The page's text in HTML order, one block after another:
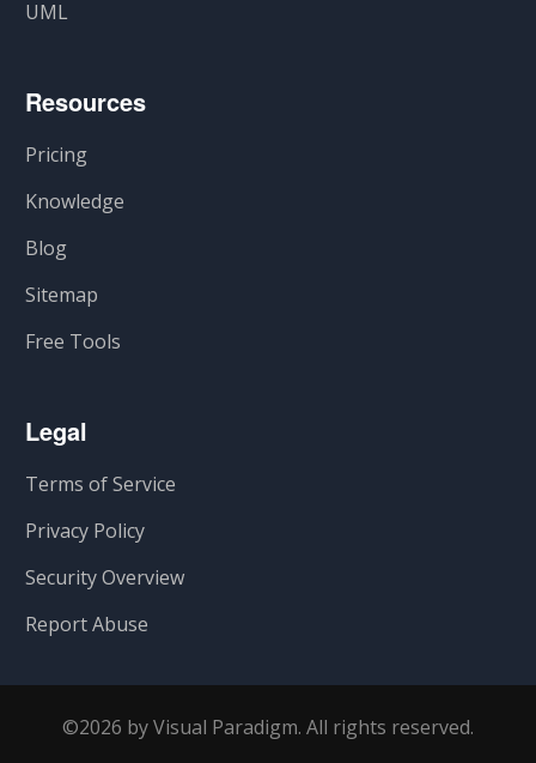
UML
Resources
Pricing
Knowledge
Blog
Sitemap
Free Tools
Legal
Terms of Service
Privacy Policy
Security Overview
Report Abuse
©2026 by Visual Paradigm. All rights reserved.